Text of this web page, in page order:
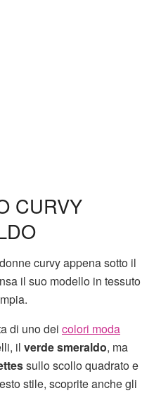
CURVY
curvy appena sotto il
il suo modello in tessuto
di uno dei colori moda
il verde smeraldo, ma
sullo scollo quadrato e
stile, scoprite anche gli